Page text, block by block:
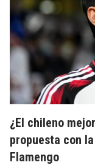
¿El chileno
propuesta con
Flamengo